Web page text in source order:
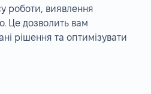
роботи, виявлення
Це дозволить вам
рішення та оптимізувати